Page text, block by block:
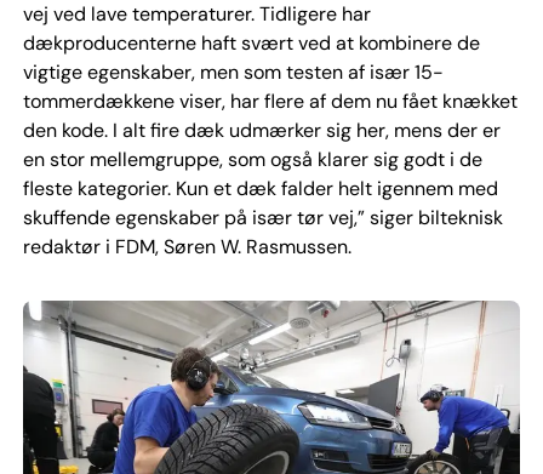
vej ved lave temperaturer. Tidligere har
dækproducenterne haft svært ved at kombinere de
vigtige egenskaber, men som testen af især 15-
tommerdækkene viser, har flere af dem nu fået knækket
den kode. I alt fire dæk udmærker sig her, mens der er
en stor mellemgruppe, som også klarer sig godt i de
fleste kategorier. Kun et dæk falder helt igennem med
skuffende egenskaber på især tør vej,” siger bilteknisk
redaktør i FDM, Søren W. Rasmussen.